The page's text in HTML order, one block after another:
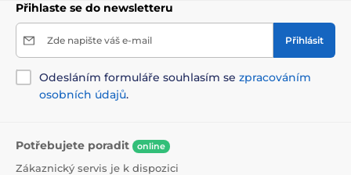
Přihlaste se do newsletteru
Zde napište váš e-mail Přihlásit
Odesláním formuláře souhlasím se zpracováním
osobních údajů.
Potřebujete poradit online
Zákaznický servis je k dispozici